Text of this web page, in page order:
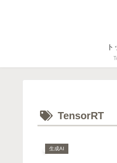
ト
TensorRT
生成AI